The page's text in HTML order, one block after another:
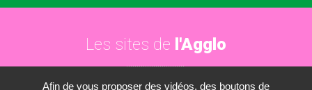
Afin de vous proposer des vidéos, des boutons de
Les sites de l'Agglo